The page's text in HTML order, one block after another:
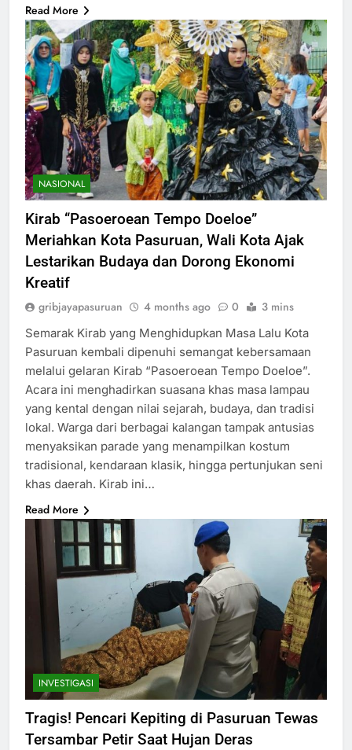
Read More
NASIONAL
Kirab “Pasoeroean Tempo Doeloe”
Meriahkan Kota Pasuruan, Wali Kota Ajak
Lestarikan Budaya dan Dorong Ekonomi
Kreatif
gribjayapasuruan 4 months ago 0 3 mins
Semarak Kirab yang Menghidupkan Masa Lalu Kota
Pasuruan kembali dipenuhi semangat kebersamaan
melalui gelaran Kirab “Pasoeroean Tempo Doeloe”.
Acara ini menghadirkan suasana khas masa lampau
yang kental dengan nilai sejarah, budaya, dan tradisi
lokal. Warga dari berbagai kalangan tampak antusias
menyaksikan parade yang menampilkan kostum
tradisional, kendaraan klasik, hingga pertunjukan seni
khas daerah. Kirab ini…
Read More
INVESTIGASI
Tragis! Pencari Kepiting di Pasuruan Tewas
Tersambar Petir Saat Hujan Deras